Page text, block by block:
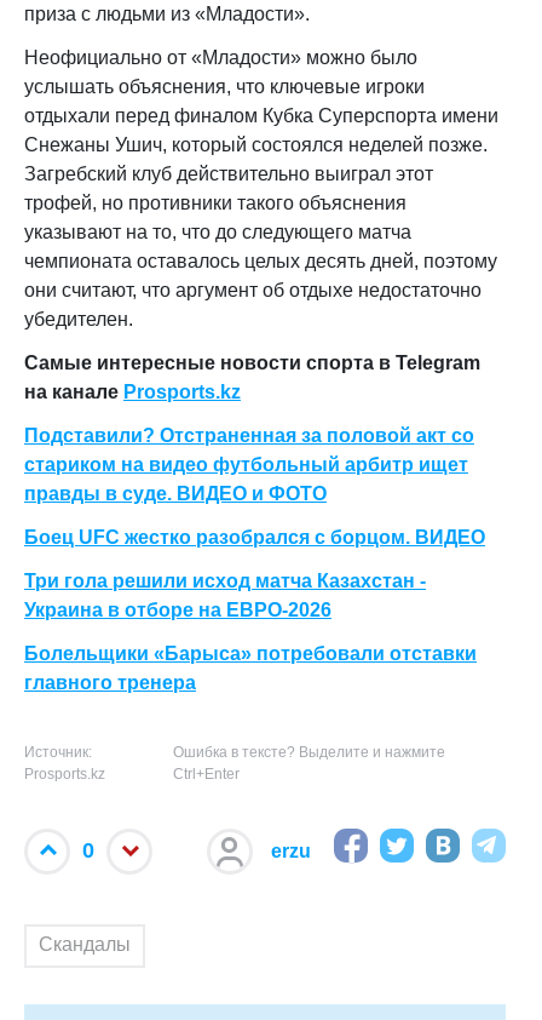
приза с людьми из «Младости».
Неофициально от «Младости» можно было
услышать объяснения, что ключевые игроки
отдыхали перед финалом Кубка Суперспорта имени
Снежаны Ушич, который состоялся неделей позже.
Загребский клуб действительно выиграл этот
трофей, но противники такого объяснения
указывают на то, что до следующего матча
чемпионата оставалось целых десять дней, поэтому
они считают, что аргумент об отдыхе недостаточно
убедителен.
Самые интересные новости спорта в Telegram
на канале Prosports.kz
Подставили? Отстраненная за половой акт со
стариком на видео футбольный арбитр ищет
правды в суде. ВИДЕО и ФОТО
Боец UFC жестко разобрался с борцом. ВИДЕО
Три гола решили исход матча Казахстан -
Украина в отборе на ЕВРО-2026
Болельщики «Барыса» потребовали отставки
главного тренера
Источник:
Prosports.kz
Ошибка в тексте? Выделите и нажмите
Ctrl+Enter
0 erzu
Скандалы